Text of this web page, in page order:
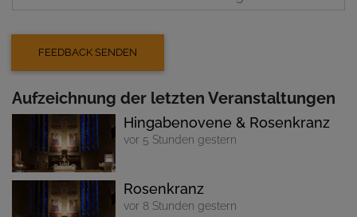
Aufzeichnung der letzten Veranstaltungen
Hingabenovene & Rosenkranz
vor 5 Stunden gestern
Rosenkranz
vor 8 Stunden gestern